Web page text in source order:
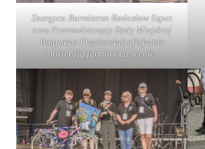
Zastępca Burmistrza Radosław Szpot
oraz Przewodniczący Rady Miejskiej
Bogusław Frąckowiak oficjalnie
otwierają jarmark na scenie.